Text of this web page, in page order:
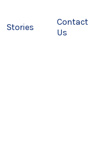
Stories
Contact
Us